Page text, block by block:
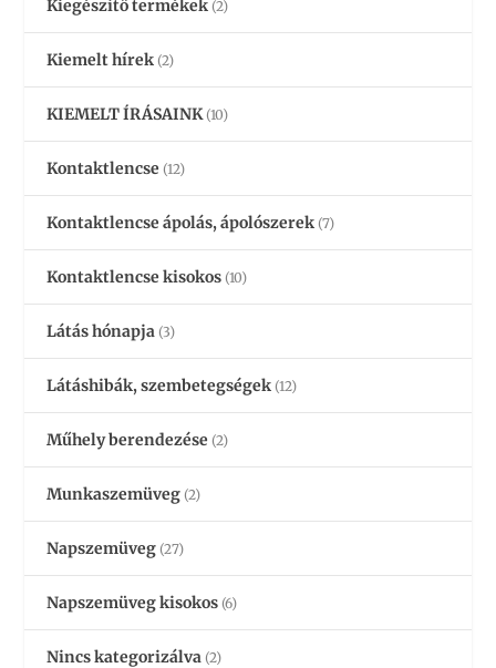
Kiegészítő termékek (2)
Kiemelt hírek (2)
KIEMELT ÍRÁSAINK (10)
Kontaktlencse (12)
Kontaktlencse ápolás, ápolószerek (7)
Kontaktlencse kisokos (10)
Látás hónapja (3)
Látáshibák, szembetegségek (12)
Műhely berendezése (2)
Munkaszemüveg (2)
Napszemüveg (27)
Napszemüveg kisokos (6)
Nincs kategorizálva (2)